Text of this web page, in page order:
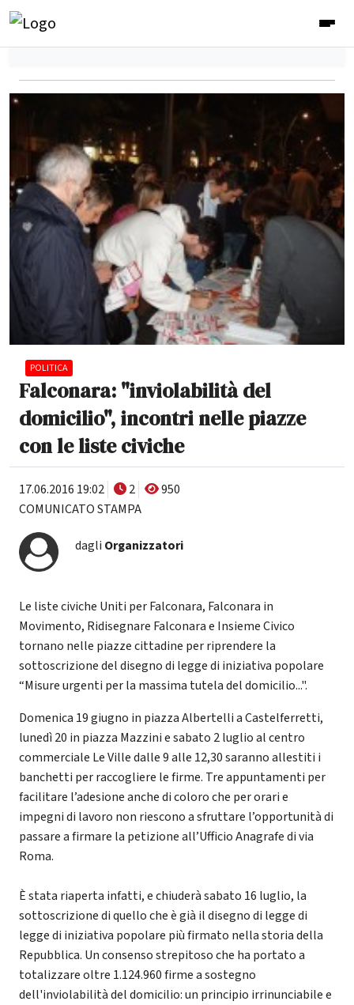
POLITICA
Falconara: "inviolabilità del
domicilio", incontri nelle piazze
con le liste civiche
17.06.2016 19:02 2
950
COMUNICATO STAMPA
dagli Organizzatori
Le liste civiche Uniti per Falconara, Falconara in
Movimento, Ridisegnare Falconara e Insieme Civico
tornano nelle piazze cittadine per riprendere la
sottoscrizione del disegno di legge di iniziativa popolare
“Misure urgenti per la massima tutela del domicilio...".
Domenica 19 giugno in piazza Albertelli a Castelferretti,
lunedì 20 in piazza Mazzini e sabato 2 luglio al centro
commerciale Le Ville dalle 9 alle 12,30 saranno allestiti i
banchetti per raccogliere le firme. Tre appuntamenti per
facilitare l’adesione anche di coloro che per orari e
impegni di lavoro non riescono a sfruttare l’opportunità di
passare a firmare la petizione all’Ufficio Anagrafe di via
Roma.
È stata riaperta infatti, e chiuderà sabato 16 luglio, la
sottoscrizione di quello che è già il disegno di legge di
legge di iniziativa popolare più firmato nella storia della
Repubblica. Un consenso strepitoso che ha portato a
totalizzare oltre 1.124.960 firme a sostegno
dell'inviolabilità del domicilio: un principio irrinunciabile e